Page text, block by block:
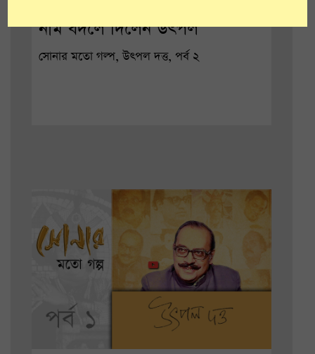
নাম বদলে দিলেন উৎপল
সোনার মতো গল্প, উৎপল দত্ত, পর্ব ২